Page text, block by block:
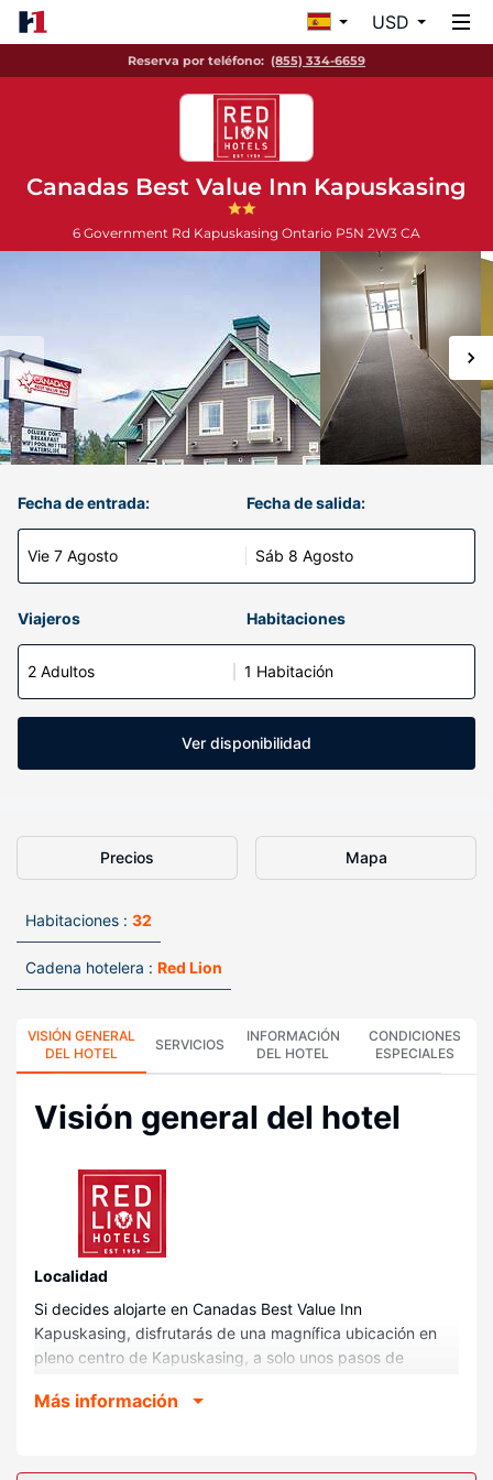
USD
Reserva por teléfono: (855) 334-6659
Canadas Best Value Inn Kapuskasing
6 Government Rd Kapuskasing Ontario P5N 2W3 CA
Fecha de entrada:
Vie 7 Agosto
Fecha de salida:
Sáb 8 Agosto
Viajeros Habitaciones
2 Adultos 1 Habitación
Ver disponibilidad
Precios Mapa
Habitaciones : 32
Cadena hotelera : Red Lion
VISIÓN GENERAL
DEL HOTEL
SERVICIOS
INFORMACIÓN
DEL HOTEL
CONDICIONES
ESPECIALES
Visión general del hotel
Localidad
Si decides alojarte en Canadas Best Value Inn
Kapuskasing, disfrutarás de una magnífica ubicación en
pleno centro de Kapuskasing, a solo unos pasos de
encuentra a 0,1 km de Riverside Park y a 0,2 km de Museo
Más información